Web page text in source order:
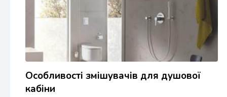
Особливості змішувачів для душової
кабіни